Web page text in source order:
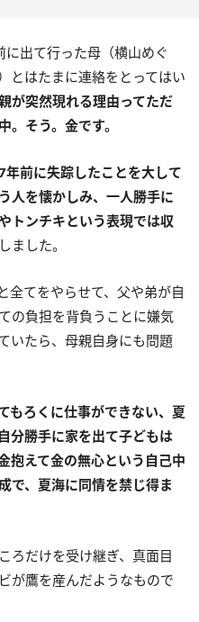
出て行った母（横山めぐ
とはたまに連絡をとってはい
が突然現れる理由ってただ
。そう。金です。
前に失踪したことを大して
人を懐かしみ、一人勝手に
トンチキという表現では収
しました。
全てをやらせて、父や弟が自
の負担を背負うことに嫌気
いたら、母親自身にも問題
もろくに仕事ができない、夏
分勝手に家を出て子どもは
抱えて金の無心という自己中
で、夏海に同情を禁じ得ま
ろだけを受け継ぎ、真面目
が鷹を産んだようなもので